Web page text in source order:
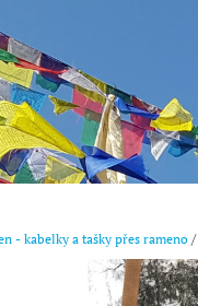
- kabelky a tašky přes rameno /